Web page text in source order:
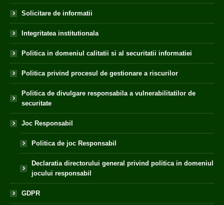
Solicitare de informatii
Integritatea institutionala
Politica in domeniul calitatii si al securitatii informatiei
Politica privind procesul de gestionare a riscurilor
Politica de divulgare responsabila a vulnerabilitatilor de
securitate
Joc Responsabil
Politica de joc Responsabil
Declaratia directorului general privind politica in domeniul
jocului responsabil
GDPR